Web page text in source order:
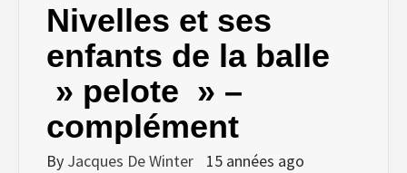
Nivelles et ses
enfants de la balle
» pelote » –
complément
By Jacques De Winter 15 années ago